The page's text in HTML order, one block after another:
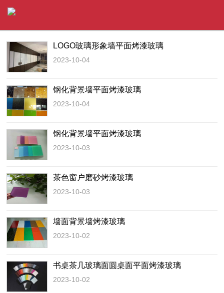
LOGO玻璃形象墙平面烤漆玻璃
2023-10-04
钢化背景墙平面烤漆玻璃
2023-10-04
钢化背景墙平面烤漆玻璃
2023-10-03
茶色窗户磨砂烤漆玻璃
2023-10-03
墙面背景墙烤漆玻璃
2023-10-02
书桌茶几玻璃面圆桌面平面烤漆玻璃
2023-10-02